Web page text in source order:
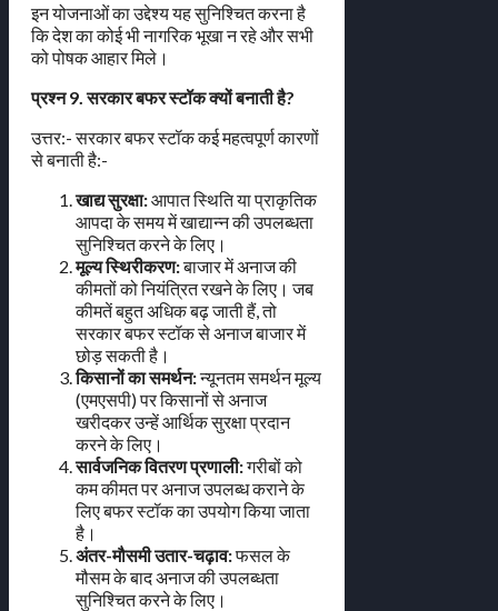
इन योजनाओं का उद्देश्य यह सुनिश्चित करना है
कि देश का कोई भी नागरिक भूखा न रहे और सभी
को पोषक आहार मिले।
प्रश्न 9. सरकार बफर स्टॉक क्यों बनाती है?
उत्तर:- सरकार बफर स्टॉक कई महत्वपूर्ण कारणों
से बनाती है:-
खाद्य सुरक्षा:आपात स्थिति या प्राकृतिक
आपदा के समय में खाद्यान्न की उपलब्धता
सुनिश्चित करने के लिए।
मूल्य स्थिरीकरण:बाजार में अनाज की
कीमतों को नियंत्रित रखने के लिए। जब
कीमतें बहुत अधिक बढ़ जाती हैं, तो
सरकार बफर स्टॉक से अनाज बाजार में
छोड़ सकती है।
किसानों का समर्थन:न्यूनतम समर्थन मूल्य
(एमएसपी) पर किसानों से अनाज
खरीदकर उन्हें आर्थिक सुरक्षा प्रदान
करने के लिए।
सार्वजनिक वितरण प्रणाली:गरीबों को
कम कीमत पर अनाज उपलब्ध कराने के
लिए बफर स्टॉक का उपयोग किया जाता
है।
अंतर-मौसमी उतार-चढ़ाव:फसल के
मौसम के बाद अनाज की उपलब्धता
सुनिश्चित करने के लिए।